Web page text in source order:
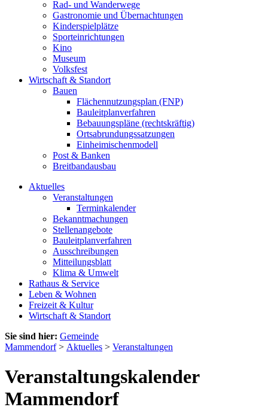
Rad- und Wanderwege
Gastronomie und Übernachtungen
Kinderspielplätze
Sporteinrichtungen
Kino
Museum
Volksfest
Wirtschaft & Standort
Bauen
Flächennutzungsplan (FNP)
Bauleitplanverfahren
Bebauungspläne (rechtskräftig)
Ortsabrundungssatzungen
Einheimischenmodell
Post & Banken
Breitbandausbau
Aktuelles
Veranstaltungen
Terminkalender
Bekanntmachungen
Stellenangebote
Bauleitplanverfahren
Ausschreibungen
Mitteilungsblatt
Klima & Umwelt
Rathaus & Service
Leben & Wohnen
Freizeit & Kultur
Wirtschaft & Standort
Sie sind hier: Gemeinde
Mammendorf> Aktuelles > Veranstaltungen
Veranstaltungskalender
Mammendorf